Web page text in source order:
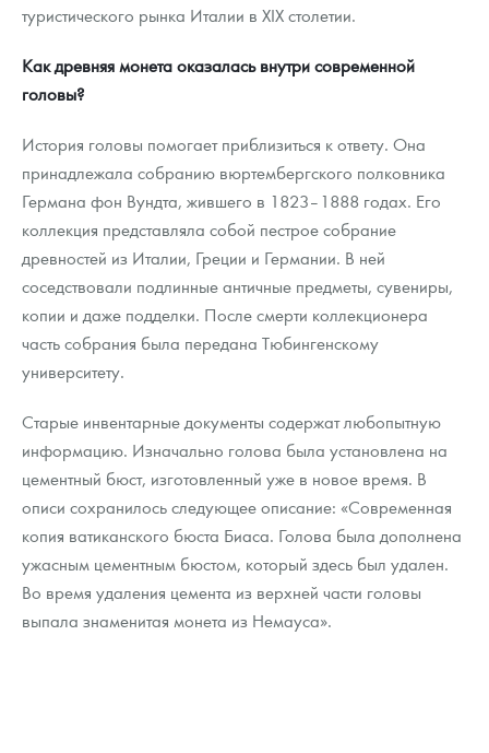
туристического рынка Италии в XIX столетии.
Как древняя монета оказалась внутри современной
головы?
История головы помогает приблизиться к ответу. Она
принадлежала собранию вюртембергского полковника
Германа фон Вундта, жившего в 1823–1888 годах. Его
коллекция представляла собой пестрое собрание
древностей из Италии, Греции и Германии. В ней
соседствовали подлинные античные предметы, сувениры,
копии и даже подделки. После смерти коллекционера
часть собрания была передана Тюбингенскому
университету.
Старые инвентарные документы содержат любопытную
информацию. Изначально голова была установлена на
цементный бюст, изготовленный уже в новое время. В
описи сохранилось следующее описание: «Современная
копия ватиканского бюста Биаса. Голова была дополнена
ужасным цементным бюстом, который здесь был удален.
Во время удаления цемента из верхней части головы
выпала знаменитая монета из Немауса».